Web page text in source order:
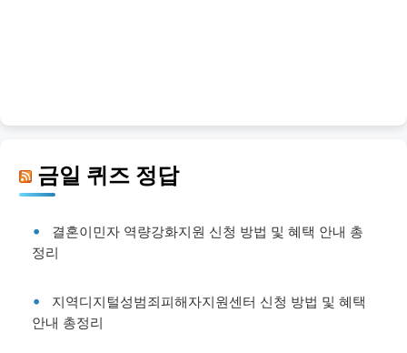
금일 퀴즈 정답
결혼이민자 역량강화지원 신청 방법 및 혜택 안내 총
정리
지역디지털성범죄피해자지원센터 신청 방법 및 혜택
안내 총정리